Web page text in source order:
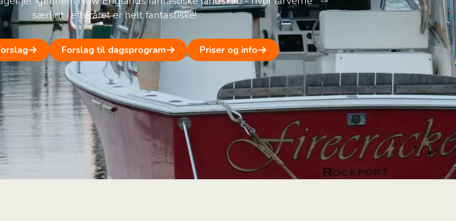
særligt i efteråret er helt fantastiske!
Forslag til dagsprogram Priser og info